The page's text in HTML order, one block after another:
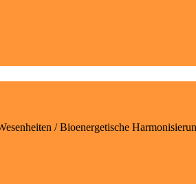
/ Bioenergetische